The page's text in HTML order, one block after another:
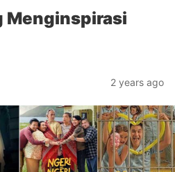
Menginspirasi
2 years ago